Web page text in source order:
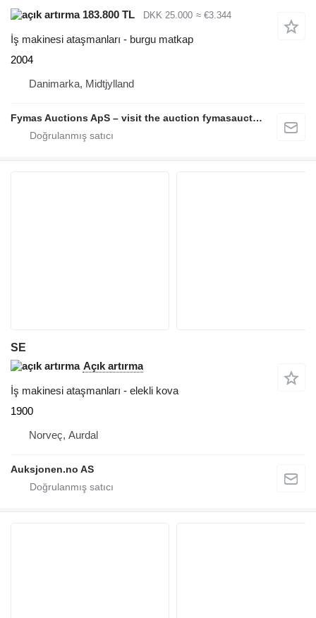
183.800 TL
DKK 25.000 ≈ €3.344
İş makinesi ataşmanları - burgu matkap
2004
Danimarka, Midtjylland
Fymas Auctions ApS – visit the auction fymasauctions.dk
SE
Açık artırma
İş makinesi ataşmanları - elekli kova
1900
Norveç, Aurdal
Auksjonen.no AS